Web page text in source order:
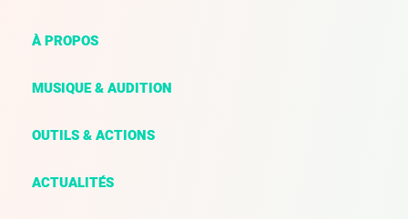
À PROPOS
MUSIQUE & AUDITION
OUTILS & ACTIONS
ACTUALITÉS